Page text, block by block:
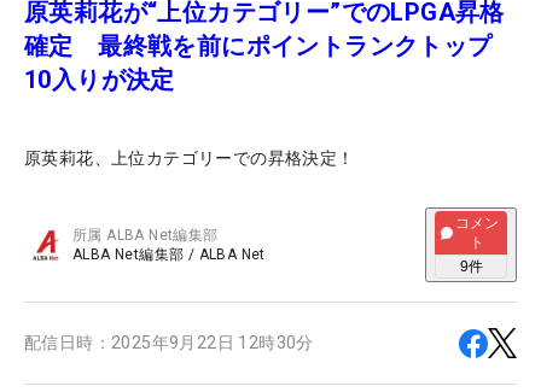
原英莉花が“上位カテゴリー”でのLPGA昇格
確定 最終戦を前にポイントランクトップ
10入りが決定
原英莉花、上位カテゴリーでの昇格決定！
所属ALBA Net編集部
ALBA Net編集部 / ALBA Net
コメン
ト
9件
配信日時： 2025年9月22日 12時30分